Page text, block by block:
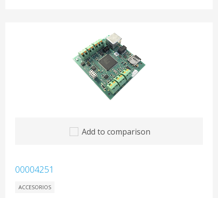
Add to comparison
00004251
ACCESORIOS